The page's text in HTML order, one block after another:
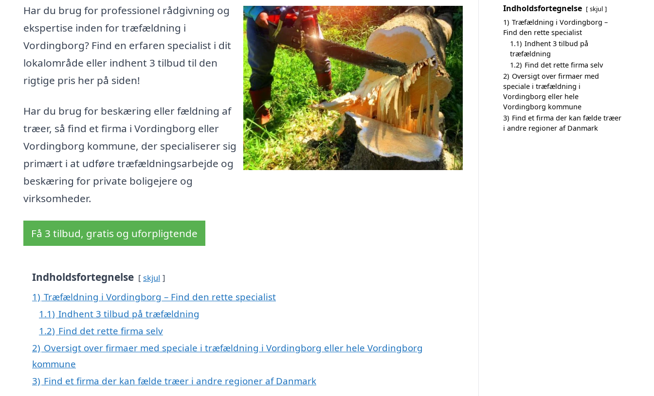
Har du brug for professionel rådgivning og
ekspertise inden for træfældning i
Vordingborg? Find en erfaren specialist i dit
lokalområde eller indhent 3 tilbud til den
rigtige pris her på siden!
Har du brug for beskæring eller fældning af
træer, så find et firma i Vordingborg eller
Vordingborg kommune, der specialiserer sig
primært i at udføre træfældningsarbejde og
beskæring for private boligejere og
virksomheder.
Få 3 tilbud, gratis og uforpligtende
Indholdsfortegnelse skjul
1) Træfældning i Vordingborg – Find den rette specialist
1.1) Indhent 3 tilbud på træfældning
1.2) Find det rette firma selv
2) Oversigt over firmaer med speciale i træfældning i Vordingborg eller hele Vordingborg
kommune
3) Find et firma der kan fælde træer i andre regioner af Danmark
Indholdsfortegnelse skjul
1) Træfældning i Vordingborg –
Find den rette specialist
1.1) Indhent 3 tilbud på
træfældning
1.2) Find det rette firma selv
2) Oversigt over firmaer med
speciale i træfældning i
Vordingborg eller hele
Vordingborg kommune
3) Find et firma der kan fælde træer
i andre regioner af Danmark